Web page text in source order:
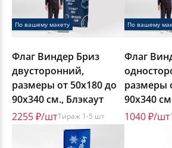
По вашему макету
Флаг Виндер Бриз
двусторонний,
размеры от 50х180 до
90х340 см., Блэкаут
2255 ₽/штТираж 1-5 шт
По вашему
Флаг
размеры
90х340
1040 ₽/шт